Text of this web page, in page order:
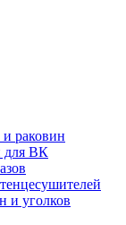
раковин
для ВК
и уголков